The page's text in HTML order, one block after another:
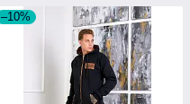
–10%